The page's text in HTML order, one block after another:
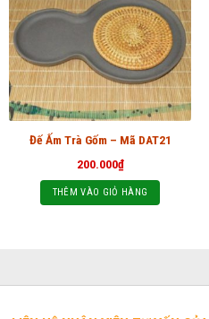
Đế Ấm Trà Gốm – Mã DAT21
200.000₫
THÊM VÀO GIỎ HÀNG